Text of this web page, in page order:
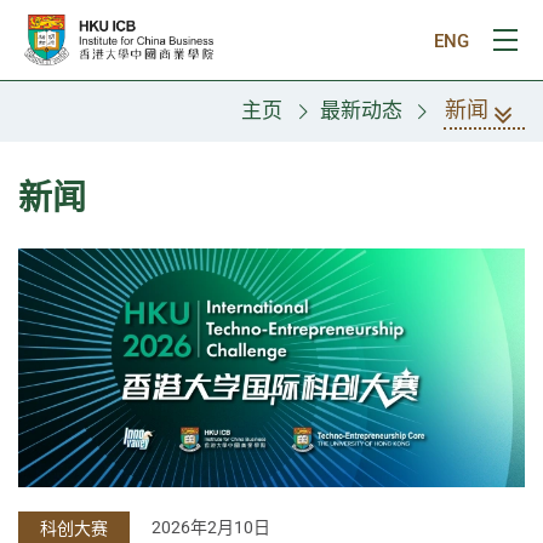
跳往主要内容
ENG
打
主页 最新动态 新闻
新闻
科创大赛 2026年2月10日